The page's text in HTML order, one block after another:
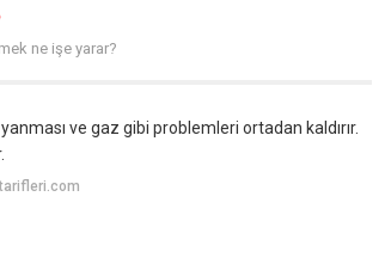
ne işe yarar?
ve gaz gibi problemleri ortadan kaldırır.